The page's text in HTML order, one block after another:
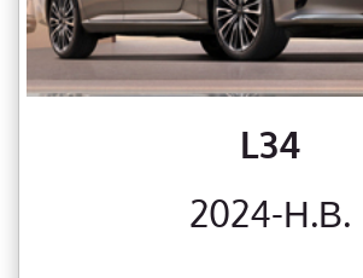
L34
2024-Н.В.